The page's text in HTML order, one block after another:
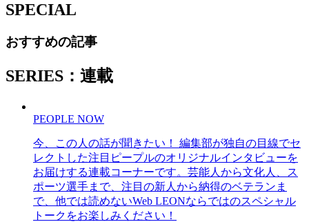
SPECIAL
おすすめの記事
SERIES：連載
PEOPLE NOW
今、この人の話が聞きたい！ 編集部が独自の目線でセ
レクトした注目ピープルのオリジナルインタビューを
お届けする連載コーナーです。芸能人から文化人、ス
ポーツ選手まで、注目の新人から納得のベテランま
で、他では読めないWeb LEONならではのスペシャル
トークをお楽しみください！